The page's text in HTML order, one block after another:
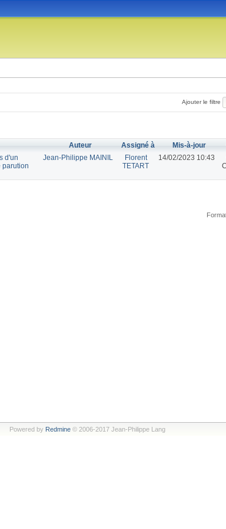
Ajouter le filtre
Auteur Assigné à Mis-à-jour
d'un
parution
Jean-Philippe MAINIL
Florent
TETART
14/02/2023 10:43
Powered by Redmine© 2006-2017 Jean-Philippe Lang